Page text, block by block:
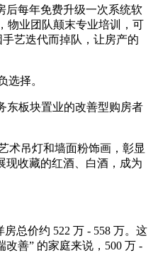
每年免费升级一次系统软
物业团队颠末专业培训，可
艺迭代而掉队，让房产的
择。
东板块置业的改善型购房者
术吊灯和墙面粉饰画，彰显
现收藏的红酒、白酒，成为
总价约 522 万 - 558 万。这
善” 的家庭来说，500 万 -